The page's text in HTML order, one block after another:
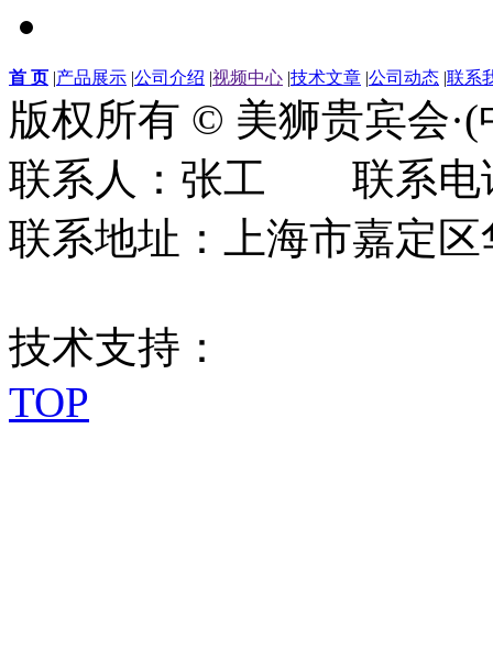
首 页 |产品展示 |公司介绍 |视频中心 |技术文章 |公司动态 |联系
版权所有 © 美狮贵宾会
联系人：张工 联系电
联系地址：上海市嘉定
技术支持：
TOP